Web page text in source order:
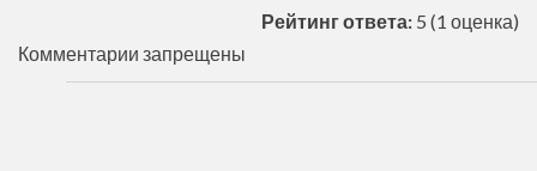
Рейтинг ответа: 5 (1 оценка)
Комментарии запрещены